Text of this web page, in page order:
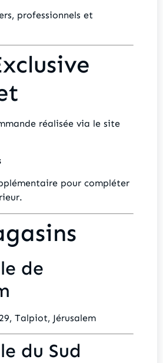
professionnels et
réalisée via le site
pour compléter
de
Talpiot, Jérusalem
du Sud